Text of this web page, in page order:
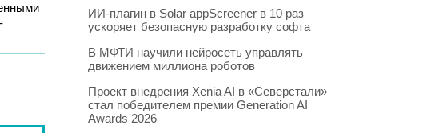
ИИ-плагин в Solar appScreener в 10 раз
ускоряет безопасную разработку софта
В МФТИ научили нейросеть управлять
движением миллиона роботов
Проект внедрения Xenia AI в «Северстали»
стал победителем премии Generation AI
Awards 2026